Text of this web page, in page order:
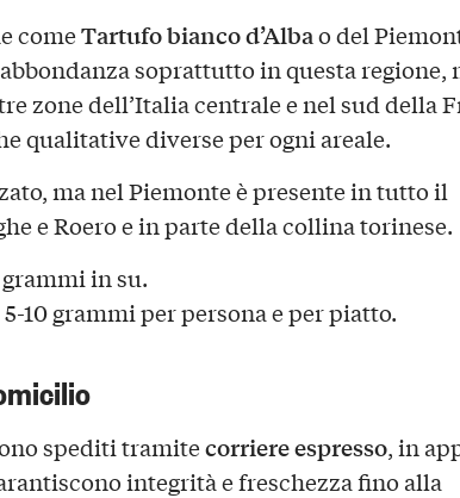
comeTartufo bianco d’Albao del
soprattutto in questa regione,
zone dell’Italia centrale e nel sud della
qualitative diverse per ogni areale.
ma nel Piemonte è presente in tutto il
e Roero e in parte della collina torinese.
in su.
5-10 grammi per persona e per piatto.
spediti tramitecorriere espresso, in
integrità e freschezza fino alla